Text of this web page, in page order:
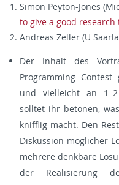
Simon Peyton-Jones
to give a good research
Andreas Zeller (U
Der Inhalt des
Programming
und vielleicht an
solltet ihr betonen,
knifflig macht. Den
Diskussion möglicher
mehrere denkbare
der Realisierung